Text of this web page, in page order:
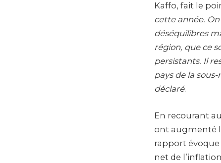
Kaffo, fait le
cette année.
déséquilibres
région, que ce
persistants. Il
pays de la
déclaré.
En recourant
ont augmenté
rapport
net de